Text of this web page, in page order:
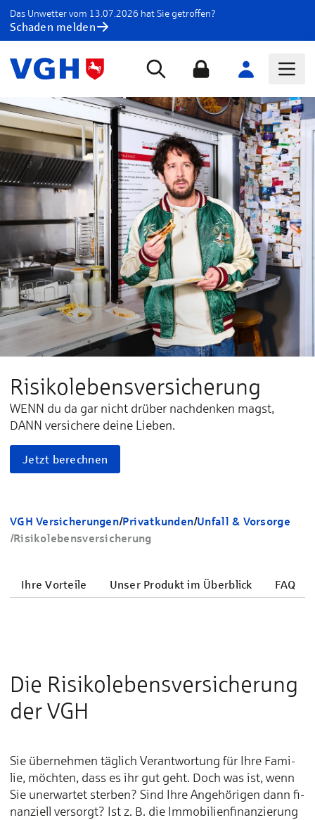
Das Unwetter vom 13.07.2026 hat Sie getroffen?
Schaden melden
Ri­si­ko­le­bens­versicherung
WENN du da gar nicht drüber nachdenken magst,
DANN versichere deine Lieben.
Jetzt berechnen
VGH Versicherungen/Privatkunden/Unfall & Vorsorge
/Risiko­lebens­ver­sicherung
Ihre Vorteile Unser Produkt im Überblick FAQ
Die Risiko­lebens­ver­sicherung
der VGH
Sie übernehmen täglich Ver­ant­wor­tung für Ih­re Fa­mi­
lie, möch­ten, dass es ihr gut geht. Doch was ist, wenn
Sie un­er­war­tet ster­ben? Sind Ih­re An­ge­hö­ri­gen dann fi­
nan­ziell ver­sorgt? Ist z. B. die Im­mo­bi­lien­fi­nan­zie­rung